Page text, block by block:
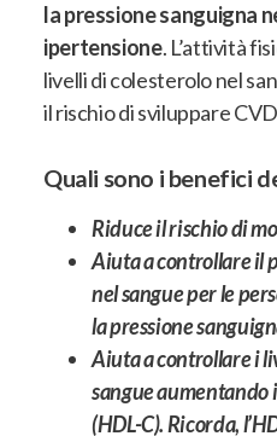
la pressione sanguigna
ipertensione. L’attività
livelli di colesterolo nel
il rischio di sviluppare
Quali sono i benefici
Riduce il rischio di
Aiuta a controllare il
nel sangue per le
la pressione
Aiuta a controllare i
sangue aumentando
(HDL-C). Ricorda,